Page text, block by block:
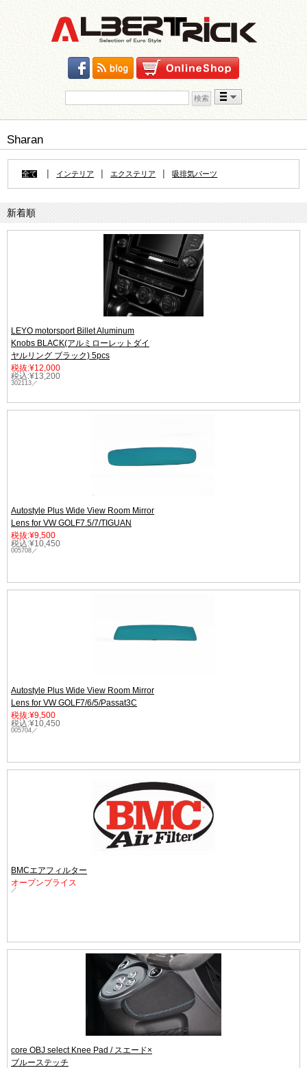
Skip to content
Sharan
全て | インテリア | エクステリア | 吸排気パーツ
新着順
LEYO motorsport Billet Aluminum
Knobs BLACK(アルミローレットダイ
ヤルリング ブラック) 5pcs
税抜:¥12,000
税込:¥13,200
302113／
Autostyle Plus Wide View Room Mirror
Lens for VW GOLF7.5/7/TIGUAN
税抜:¥9,500
税込:¥10,450
005708／
Autostyle Plus Wide View Room Mirror
Lens for VW GOLF7/6/5/Passat3C
税抜:¥9,500
税込:¥10,450
005704／
BMCエアフィルター
オープンプライス
／
core OBJ select Knee Pad / スエード×
ブルーステッチ